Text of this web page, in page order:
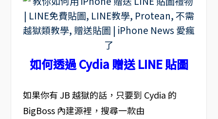
如何透過 Cydia 贈送 LINE 貼圖
如果你有 JB 越獄的話，只要到 Cydia 的
BigBoss 內建源裡，搜尋一款由